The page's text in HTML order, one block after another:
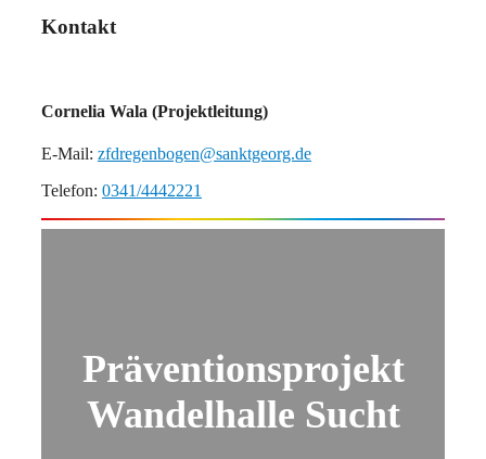
Kontakt
Cornelia Wala (Projektleitung)
E-Mail: zfdregenbogen@sanktgeorg.de
Telefon: 0341/4442221
Präventionsprojekt
Wandelhalle Sucht